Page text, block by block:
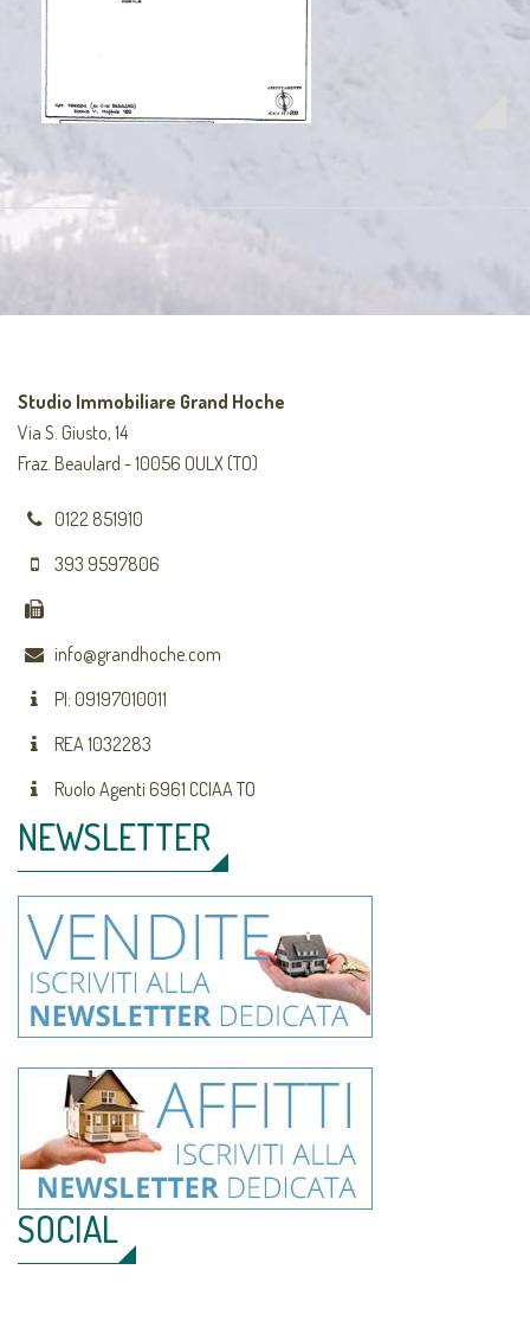
Studio Immobiliare Grand Hoche
Via S. Giusto, 14
Fraz. Beaulard - 10056 OULX (TO)
0122 851910
393 9597806
info@grandhoche.com
PI: 09197010011
REA 1032283
Ruolo Agenti 6961 CCIAA TO
NEWSLETTER
SOCIAL